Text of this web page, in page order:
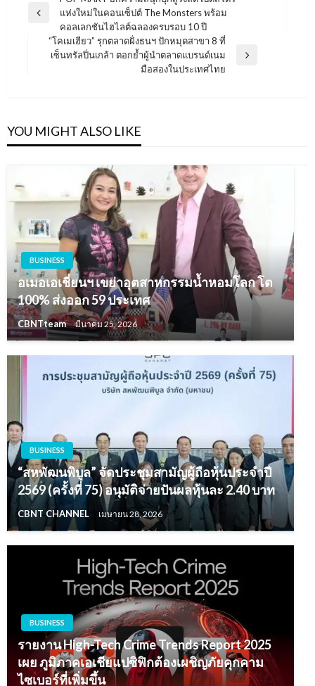
เรื่อง
Previous
แห่งใหม่ในคอนเซ็ปต์ The Monsters พร้อม
คอลเลกชันไฮไลต์ฉลองครบรอบ 10 ปี
Next
“โคเมเฮียว” รุกตลาดฝั่งธนฯ ปักหมุดสาขา 8 ที่
เซ็นทรัลปิ่นเกล้า ตอกย้ำผู้นำตลาดแบรนด์เนม
มือสองในประเทศไทย
YOU MIGHT ALSO LIKE
BUSINESS
อเมอเอเชี่ยนฯ เขย่าอุตสาหกรรมน้ำหอมโลก โต
100% ส่งออก 59 ประเทศ
CBNTteam มีนาคม 25, 2026
BUSINESS
“สหพัฒนพิบูล” จัดประชุมสามัญผู้ถือหุ้นประจำปี
2569 (ครั้งที่ 75) อนุมัติจ่ายปันผลหุ้นละ 2.40 บาท
CBNT CHANNEL เมษายน 28, 2026
BUSINESS
รายงาน High-Tech Crime Trends Report 2025
เผย ภูมิภาคเอเชียแปซิฟิกต้องเผชิญภัยคุกคาม
ไซเบอร์ที่เพิ่มขึ้น